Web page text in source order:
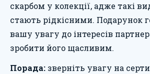
скарбом у колекції, адже такі
стають рідкісними. Подарунок
вашу увагу до інтересів
зробити його щасливим.
Порада: зверніть увагу на